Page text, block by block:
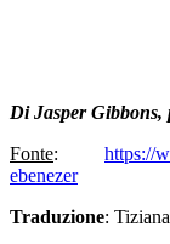
Di Jasper Gibbons,
Fonte: https://
ebenezer
Traduzione: